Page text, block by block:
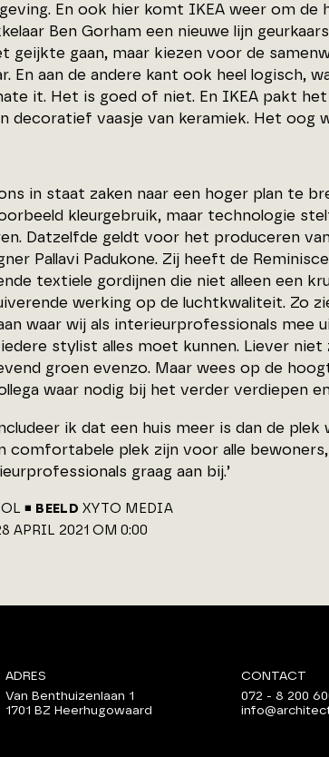
En ook hier komt IKEA weer om de
Ben Gorham een nieuwe lijn
geijkte gaan, maar kiezen voor de
En aan de andere kant ook heel logisch,
it. Het is goed of niet. En IKEA pakt
decoratief vaasje van keramiek. Het oog
in staat zaken naar een hoger plan te
kleurgebruik, maar technologie
Datzelfde geldt voor het produceren
Pallavi Padukone. Zij heeft de
textiele gordijnen die niet alleen een
werking op de luchtkwaliteit. Zo
waar wij als interieurprofessionals mee
stylist alles moet kunnen. Liever niet
groen evenzo. Maar wees op de
waar nodig bij het verder verdiepen
ik dat een huis meer is dan de
comfortabele plek zijn voor alle
graag aan bij.’
BEELD XYTO MEDIA
APRIL 2021 OM 0:00
ADRES
Van Benthuizenlaan 1
1701 BZ Heerhugowaard
CONTACT
072 - 8 200